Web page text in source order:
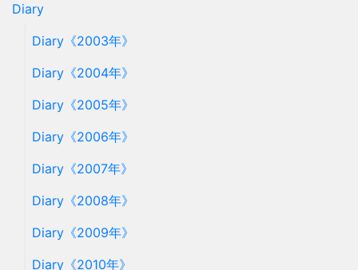
Diary
Diary《2003年》
Diary《2004年》
Diary《2005年》
Diary《2006年》
Diary《2007年》
Diary《2008年》
Diary《2009年》
Diary《2010年》